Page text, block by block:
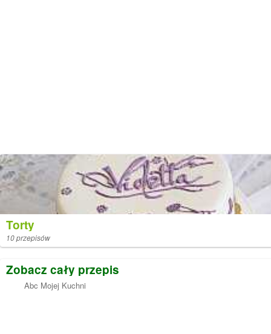
Torty
10 przepisów
Zobacz cały przepis
Abc Mojej Kuchni